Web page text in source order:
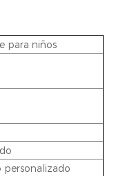
para niños
personalizado